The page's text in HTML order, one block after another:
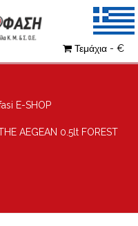
Τεμάχια - €
E-SHOP
AEGEAN 0.5lt FOREST